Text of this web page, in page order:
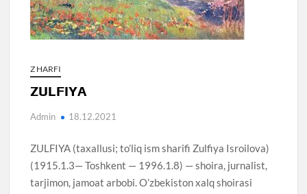
Z HARFI
ZULFIYA
Admin 18.12.2021
ZULFIYA (taxallusi; to’liq ism sharifi Zulfiya Isroilova)
(1915.1.3— Toshkent — 1996.1.8) — shoira, jurnalist,
tarjimon, jamoat arbobi. O’zbekiston xalq shoirasi